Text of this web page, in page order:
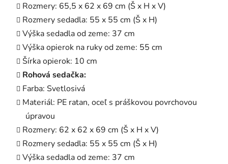
Rozmery: 65,5 x 62 x 69 cm (Š x H x V)
Rozmery sedadla: 55 x 55 cm (Š x H)
Výška sedadla od zeme: 37 cm
Výška opierok na ruky od zeme: 55 cm
Šírka opierok: 10 cm
Rohová sedačka:
Farba: Svetlosivá
Materiál: PE ratan, oceľ s práškovou povrchovou
úpravou
Rozmery: 62 x 62 x 69 cm (Š x H x V)
Rozmery sedadla: 55 x 55 cm (Š x H)
Výška sedadla od zeme: 37 cm